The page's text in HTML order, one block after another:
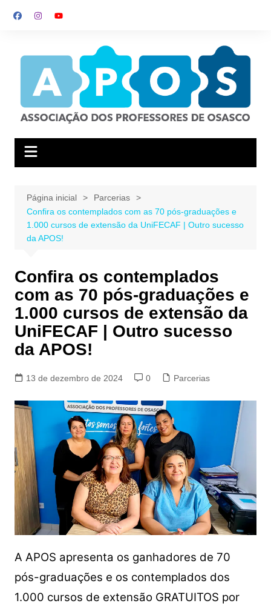
para
Página inicial
Parcerias
Confira os contemplados com as 70 pós-graduações e
1.000 cursos de extensão da UniFECAF | Outro sucesso
da APOS!
Confira os contemplados
com as 70 pós-graduações e
1.000 cursos de extensão da
UniFECAF | Outro sucesso
da APOS!
13 de dezembro de 2024 0 Parcerias
A APOS apresenta os ganhadores de 70
pós-graduações e os contemplados dos
1.000 cursos de extensão GRATUITOS por